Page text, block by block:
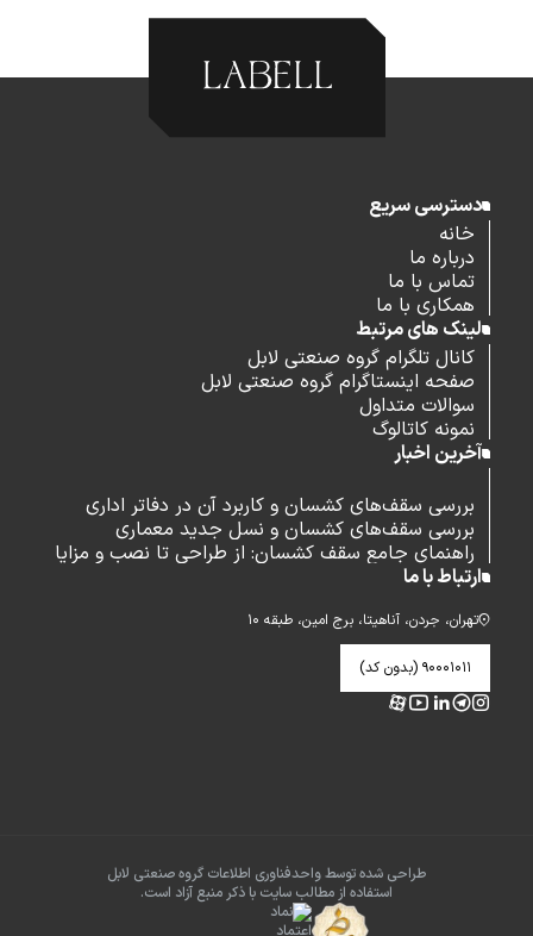
دسترسی سریع
خانه
درباره ما
تماس با ما
همکاری با ما
لینک های مرتبط
کانال تلگرام گروه صنعتی لابل
صفحه اینستاگرام گروه صنعتی لابل
سوالات متداول
نمونه کاتالوگ
آخرین اخبار
بررسی سقف‌های کشسان و کاربرد آن در دفاتر اداری
بررسی سقف‌های کشسان و نسل جدید معماری
راهنمای جامع سقف کشسان: از طراحی تا نصب و مزایا
ارتباط با ما
تهران، جردن، آناهیتا، برج امین، طبقه ۱۰
۹۰۰۰۱۰۱۱ (بدون کد)
طراحی شده توسط واحدفناوری اطلاعات گروه صنعتی لابل
استفاده از مطالب سایت با ذکر منبع آزاد است.